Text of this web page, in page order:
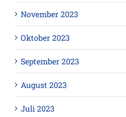
November 2023
Oktober 2023
September 2023
August 2023
Juli 2023